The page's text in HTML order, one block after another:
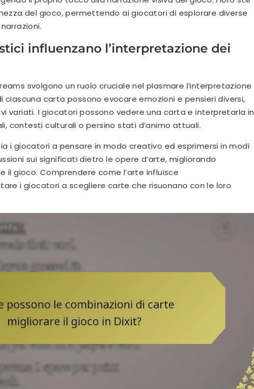
del gioco, permettendo ai giocatori di esplorare diverse
influenzano l’interpretazione dei
svolgono un ruolo cruciale nel plasmare l’interpretazione
ciascuna carta possono evocare emozioni e pensieri diversi,
variati. I giocatori possono vedere una carta e interpretarla in
contesti culturali o persino stati d’animo attuali.
i giocatori a pensare in modo creativo ed esprimersi in modi
sui significati dietro le opere d’arte, migliorando
il gioco. Comprendere come l’arte influisce
i giocatori a scegliere carte che risuonano con le loro